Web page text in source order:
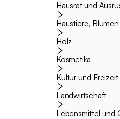
Hausrat und
Haustiere,
Holz
Kosmetika
Kultur und Freizeit
Landwirtschaft
Lebensmittel und